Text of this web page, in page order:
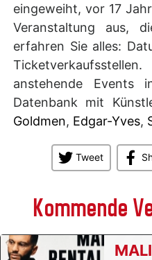
eingeweiht, vor 17
Veranstaltung aus,
erfahren Sie alles:
anstehende Events
Datenbank mit
Goldmen, Edgar-Yves,
Tweet
Kommende